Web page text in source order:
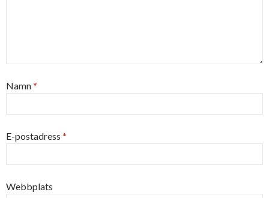
Namn*
E-postadress *
Webbplats